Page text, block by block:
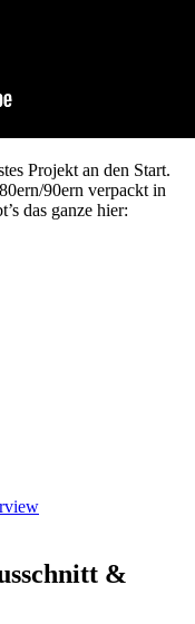
Projekt an den Start.
90ern verpackt in
das ganze hier:
&